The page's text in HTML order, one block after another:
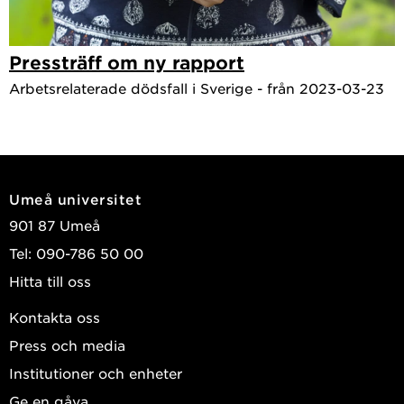
Pressträff om ny rapport
Arbetsrelaterade dödsfall i Sverige - från 2023-03-23
Umeå universitet
901 87 Umeå
Tel: 090-786 50 00
Hitta till oss
Kontakta oss
Press och media
Institutioner och enheter